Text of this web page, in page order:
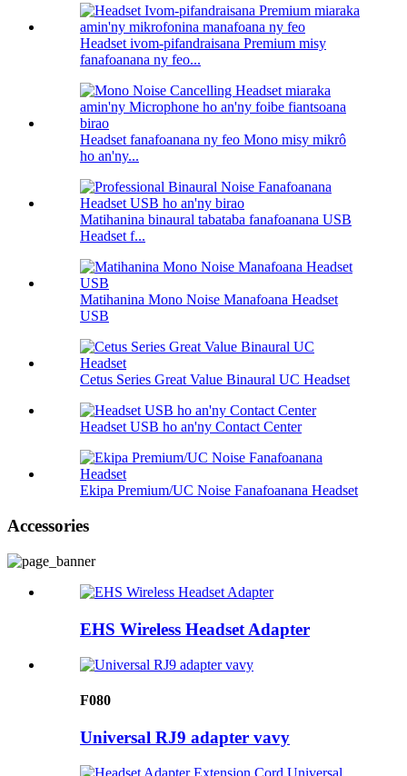
Headset ivom-pifandraisana Premium misy
fanafoanana ny feo...
Headset fanafoanana ny feo Mono misy mikrô
ho an'ny...
Matihanina binaural tabataba fanafoanana USB
Headset f...
Matihanina Mono Noise Manafoana Headset
USB
Cetus Series Great Value Binaural UC Headset
Headset USB ho an'ny Contact Center
Ekipa Premium/UC Noise Fanafoanana Headset
Accessories
EHS Wireless Headset Adapter
F080
Universal RJ9 adapter vavy